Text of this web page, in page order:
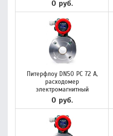
0 руб.
Питерфлоу DN50 РС 72 A,
расходомер
электромагнитный
0 руб.